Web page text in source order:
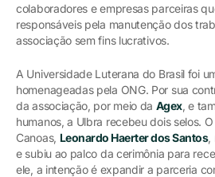
colaboradores e empresas parceiras
responsáveis pela manutenção dos
associação sem fins lucrativos.
A Universidade Luterana do Brasil foi
homenageadas pela ONG. Por sua
da associação, por meio da Agex, e
humanos, a Ulbra recebeu dois selos.
Canoas, Leonardo Haerter dos Santos,
e subiu ao palco da cerimônia para
ele, a intenção é expandir a parceria